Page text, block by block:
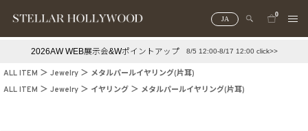
JA
0
#スタッフイチ押し（通勤パールアクセ） ＃写真映えアクセ
2026AW WEB展示会&Wポイントアップ 8/5 12:00-8/17 12:00 click>>
ALL ITEM Jewelry
メタルパールイヤリング(片耳)
ALL ITEM
Jewelry イヤリング メタルパールイヤリング(片耳)